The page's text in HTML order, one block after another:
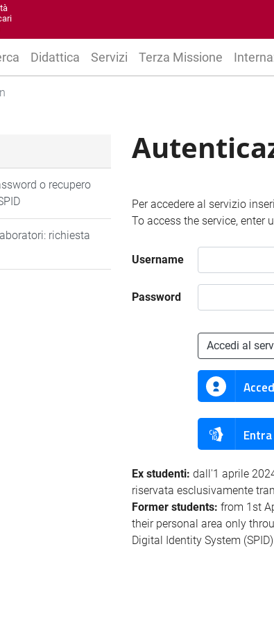
Didattica Servizi Terza Missione
Per accedere al servizio
To access the service, enter
Username
Password
Accedi al
Entra
Ex studenti: dall'1 aprile
riservata esclusivamente
Former students: from 1st
their personal area only
Digital Identity System
o recupero
richiesta